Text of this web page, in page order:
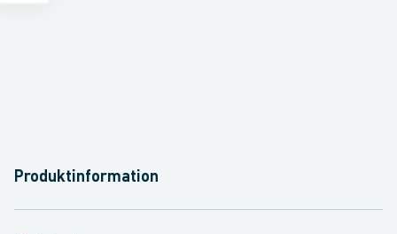
Produktinformation